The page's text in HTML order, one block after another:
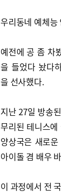
우리동네 예체능
예전에 공 좀 차
을 들었다 놨다
을 선사했다.
지난 27일 방송
무리된 테니스
양상국은 새로
아이돌 겸 배우
이 과정에서 전